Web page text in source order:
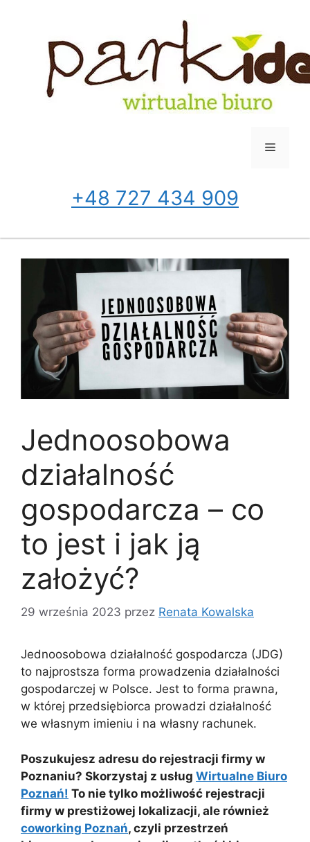
Menu
+48 727 434 909
Jednoosobowa
działalność
gospodarcza – co
to jest i jak ją
założyć?
29 września 2023 przez Renata Kowalska
Jednoosobowa działalność gospodarcza (JDG)
to najprostsza forma prowadzenia działalności
gospodarczej w Polsce. Jest to forma prawna,
w której przedsiębiorca prowadzi działalność
we własnym imieniu i na własny rachunek.
Poszukujesz adresu do rejestracji firmy w
Poznaniu? Skorzystaj z usług Wirtualne Biuro
Poznań! To nie tylko możliwość rejestracji
firmy w prestiżowej lokalizacji, ale również
coworking Poznań, czyli przestrzeń